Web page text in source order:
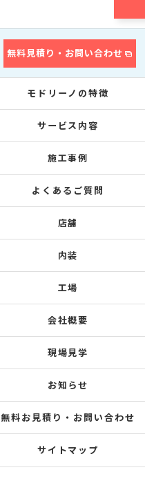
無料見積り・お問い合わせ
モドリーノの特徴
サービス内容
施工事例
よくあるご質問
店舗
内装
工場
会社概要
現場見学
お知らせ
無料お見積り・お問い合わせ
サイトマップ